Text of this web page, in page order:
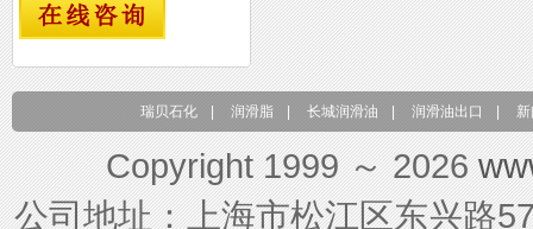
瑞贝石化 润滑脂 长城润滑油 润滑油出口
Copyright 1999 ～ 2026
公司地址：上海市松江区东兴路